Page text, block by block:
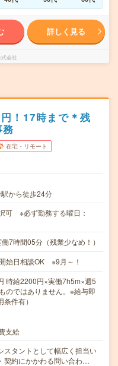
詳しく見る
会社
！17時まで＊残
在宅・リモート
から徒歩24分
可 ※必ず勤務する曜日：
7時間05分（残業少なめ！）
始日相談OK ※9月～！
給2200円×実働7h5m×週5
のではありません。※給与即
件有）
支給
スタントとして幅広く担当い
契約にかかわる問い合わ…